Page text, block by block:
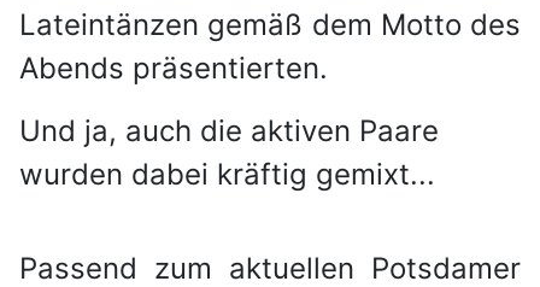
Lateintänzen gemäß dem Motto des
Abends präsentierten.
Und ja, auch die aktiven Paare
wurden dabei kräftig gemixt...
Passend zum aktuellen Potsdamer